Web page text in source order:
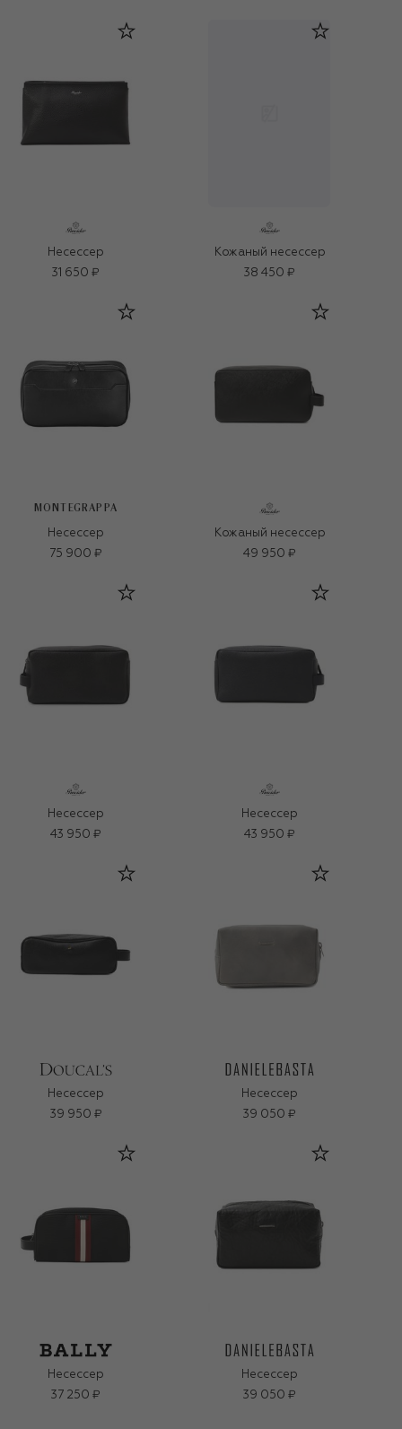
Несессер
31 650 ₽
Кожаный несессер
38 450 ₽
MONTEGRAPPA
Несессер
75 900 ₽
Кожаный несессер
49 950 ₽
Несессер
43 950 ₽
Несессер
43 950 ₽
Несессер
39 950 ₽
Несессер
39 050 ₽
Несессер
37 250 ₽
Несессер
39 050 ₽